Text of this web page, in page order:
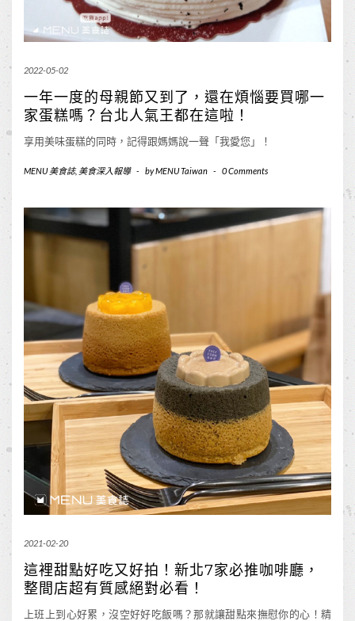
2022-05-02
一年一度的母親節又到了，還在煩惱要買哪一
家蛋糕嗎？台北人氣王都在這啦！
享用美味蛋糕的同時，記得跟媽媽說一聲「我愛您」！
MENU 美食誌, 美食深入報導 - byMENU Taiwan - 0 Comments
2021-02-20
這裡甜點好吃又好拍！新北7家必推咖啡廳，
整間店超有質感絕對必看！
上班上到心好累，沒空好好吃飯嗎？那就讓甜點來撫慰你的心！精